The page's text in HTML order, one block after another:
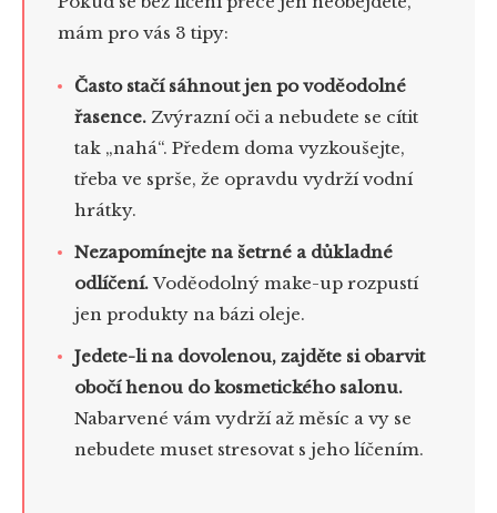
mám pro vás 3 tipy:
Často stačí sáhnout jen po voděodolné
řasence. Zvýrazní oči a nebudete se cítit
tak „nahá“. Předem doma vyzkoušejte,
třeba ve sprše, že opravdu vydrží vodní
hrátky.
Nezapomínejte na šetrné a důkladné
odlíčení.Voděodolný make-up rozpustí
jen produkty na bázi oleje.
Jedete-li na dovolenou, zajděte si obarvit
obočí henou do kosmetického salonu.
Nabarvené vám vydrží až měsíc a vy se
nebudete muset stresovat s jeho líčením.